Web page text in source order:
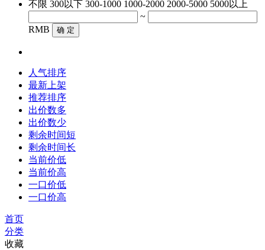
不限 300以下 300-1000 1000-2000 2000-5000 5000以上
~
RMB
确 定
人气排序
最新上架
推荐排序
出价数多
出价数少
剩余时间短
剩余时间长
当前价低
当前价高
一口价低
一口价高
首页
分类
收藏